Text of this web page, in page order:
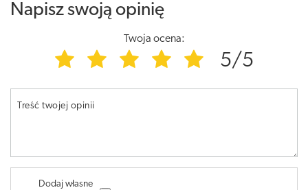
Napisz swoją opinię
Twoja ocena:
5/5
Treść twojej opinii
Dodaj własne